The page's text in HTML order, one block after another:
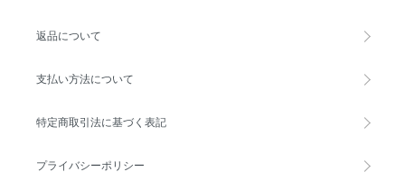
返品について
支払い方法について
特定商取引法に基づく表記
プライバシーポリシー